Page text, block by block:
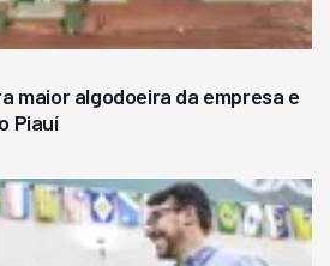
maior algodoeira da empresa e
Piauí